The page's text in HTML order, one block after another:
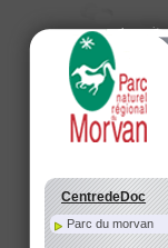
CentredeDoc
Parc du morvan